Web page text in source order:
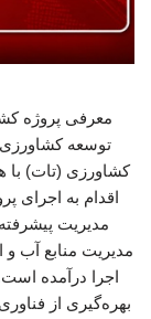
معرفی پروژه
توسعه
کشاورزی (تات)
اقدام به اجرای
مدیریت
مدیریت منابع آب
اجرا درآمده
بهره‌گیری از